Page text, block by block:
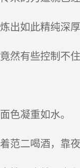
如此精纯深厚
有些控制不住
色凝重如水。
二喝酒，靠夜